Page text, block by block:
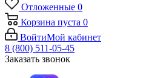
Отложенные 0
Корзина пуста 0
ВойтиМой кабинет
8 (800) 511-05-45
Заказать звонок